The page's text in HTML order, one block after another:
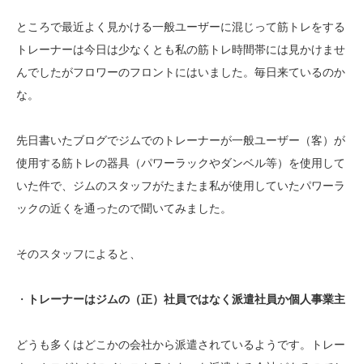
ところで最近よく見かける一般ユーザーに混じって筋トレをする
トレーナーは今日は少なくとも私の筋トレ時間帯には見かけませ
んでしたがフロワーのフロントにはいました。毎日来ているのか
な。
先日書いたブログでジムでのトレーナーが一般ユーザー（客）が
使用する筋トレの器具（パワーラックやダンベル等）を使用して
いた件で、ジムのスタッフがたまたま私が使用していたパワーラ
ックの近くを通ったので聞いてみました。
そのスタッフによると、
・ トレーナーはジムの（正）社員ではなく派遣社員か個人事業主
どうも多くはどこかの会社から派遣されているようです。トレー